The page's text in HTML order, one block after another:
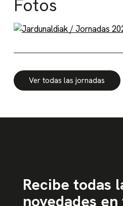
Fotos
Ver todas las jornadas
Recibe todas
novedades